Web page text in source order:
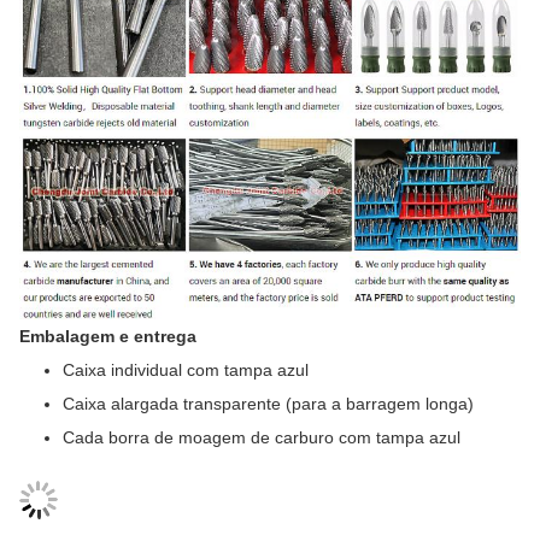
Embalagem e entrega
Caixa individual com tampa azul
Caixa alargada transparente (para a barragem longa)
Cada borra de moagem de carburo com tampa azul